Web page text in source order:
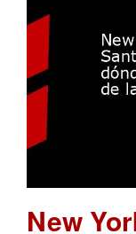
New